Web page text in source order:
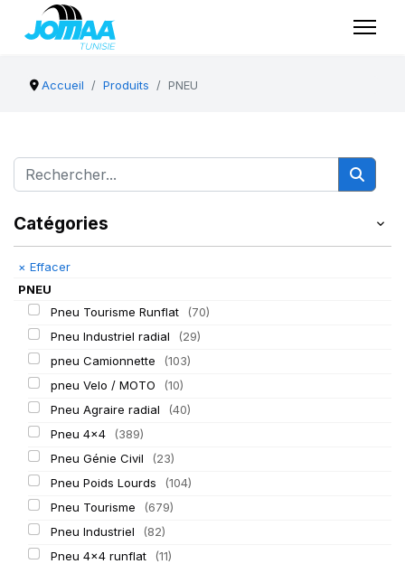
Accueil Produits PNEU
Catégories
× Effacer
PNEU
Pneu Tourisme Runflat
(70)
Pneu Industriel radial
(29)
pneu Camionnette
(103)
pneu Velo / MOTO
(10)
Pneu Agraire radial
(40)
Pneu 4x4
(389)
Pneu Génie Civil
(23)
Pneu Poids Lourds
(104)
Pneu Tourisme
(679)
Pneu Industriel
(82)
Pneu 4x4 runflat
(11)